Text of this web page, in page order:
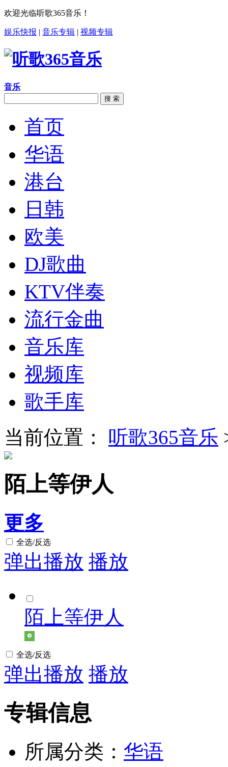
欢迎光临听歌365音乐！
娱乐快报 | 音乐专辑 | 视频专辑
音乐
搜 索
首页
华语
港台
日韩
欧美
DJ歌曲
KTV伴奏
流行金曲
音乐库
视频库
歌手库
当前位置：
听歌365音乐
陌上等伊人
更多
全选/反选
弹出播放 播放
陌上等伊人
全选/反选
弹出播放 播放
专辑信息
所属分类： 华语